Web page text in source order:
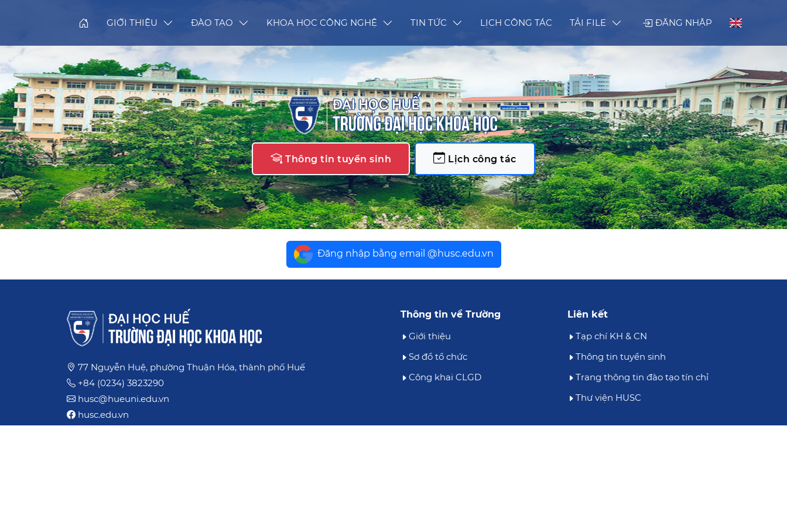
GIỚI THIỆU ĐÀO TẠO KHOA HỌC CÔNG NGHỆ TIN TỨC LỊCH CÔNG TÁC TẢI FILE ĐĂNG NHẬP
Thông tin tuyển sinh Lịch công tác
Đăng nhập bằng email @husc.edu.vn
77 Nguyễn Huệ, phường Thuận Hóa, thành phố Huế
+84 (0234) 3823290
husc@hueuni.edu.vn
husc.edu.vn
Thông tin về Trường
Giới thiệu
Sơ đồ tổ chức
Công khai CLGD
Liên kết
Tạp chí KH & CN
Thông tin tuyển sinh
Trang thông tin đào tạo tín chỉ
Thư viện HUSC